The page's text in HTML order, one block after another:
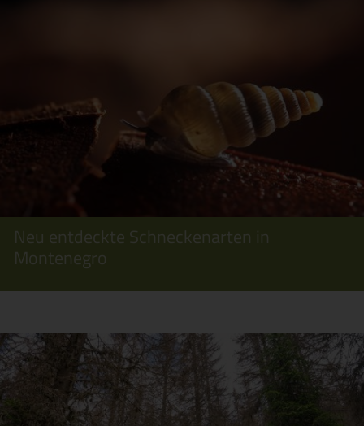
Neu entdeckte Schneckenarten in
Montenegro